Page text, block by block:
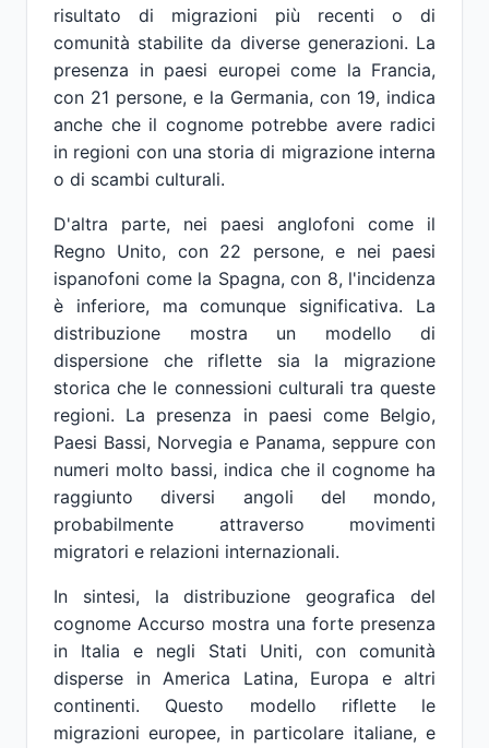
risultato di migrazioni più recenti o di
comunità stabilite da diverse generazioni. La
presenza in paesi europei come la Francia,
con 21 persone, e la Germania, con 19, indica
anche che il cognome potrebbe avere radici
in regioni con una storia di migrazione interna
o di scambi culturali.
D'altra parte, nei paesi anglofoni come il
Regno Unito, con 22 persone, e nei paesi
ispanofoni come la Spagna, con 8, l'incidenza
è inferiore, ma comunque significativa. La
distribuzione mostra un modello di
dispersione che riflette sia la migrazione
storica che le connessioni culturali tra queste
regioni. La presenza in paesi come Belgio,
Paesi Bassi, Norvegia e Panama, seppure con
numeri molto bassi, indica che il cognome ha
raggiunto diversi angoli del mondo,
probabilmente attraverso movimenti
migratori e relazioni internazionali.
In sintesi, la distribuzione geografica del
cognome Accurso mostra una forte presenza
in Italia e negli Stati Uniti, con comunità
disperse in America Latina, Europa e altri
continenti. Questo modello riflette le
migrazioni europee, in particolare italiane, e